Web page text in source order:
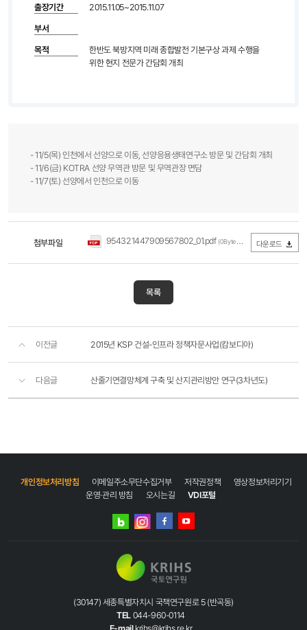
출장기간 2015.11.05~2015.11.07
부서
목적
한반도 북방지역 미래 종합발전 기본구상 과제 수행을
위한 현지 전문가 간담회 개최
- 11/5(목) 인천에서 선양으로 이동, 선양응용생태연구소 방문 및 간담회 개최
- 11/6(금) KOTRA 선양 무역관 방문 및 무역관장 면담
- 11/7(토) 선양에서 인천으로 이동
첨부파일 954321447909567802_01.pdf (0Byte / 다운로드 303회) 다운로드
목록
이전글 2015년 KSP 건설-인프라 정책자문사업(캄보디아)
다음글 산줄기연결망체계 구축 및 산지관리방안 연구(3차년도)
개인정보처리방침 이메일주소무단수집거부 저작권정책
영상정보처리기기
운영·관리 방침
오시는길 VDI포털
네이버
인스타그램
(30147) 세종특별자치시 국책연구원로 5 (반곡동)
TEL 044-960-0114